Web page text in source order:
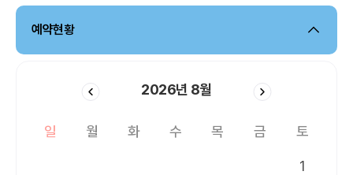
예약현황
2026년 8월
일 월 화 수 목 금 토
1